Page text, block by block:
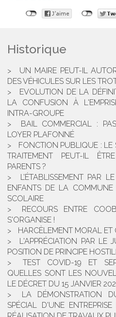
Historique
UN MAIRE PEUT-IL
DES VÉHICULES SUR LES
EVOLUTION DE LA
LA CONFUSION À
INTRA-GROUPE
BAIL COMMERCIAL :
LOYER PLAFONNÉ
FONCTION PUBLIQUE : LE
TRAITEMENT PEUT-IL
PARENTS ?
L’ÉTABLISSEMENT PAR
ENFANTS DE LA
SCOLAIRE
RECOURS ENTRE
S'ORGANISE !
HARCÈLEMENT MORAL ET
L'APPRÉCIATION PAR LE
POSITION DE PRINCIPE
TEST COVID-19 ET
QUELLES SONT LES
LE DÉCRET DU 15 JANVIER
LA DÉMONSTRATION
SPÉCIAL D'UNE